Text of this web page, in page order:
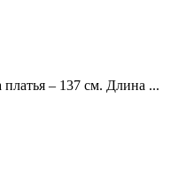
– 137 см. Длина ...